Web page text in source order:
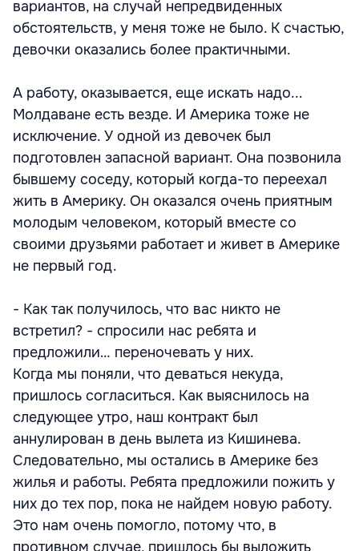
вариантов, на случай непредвиденных
обстоятельств, у меня тоже не было. К счастью,
девочки оказались более практичными.
А работу, оказывается, еще искать надо...
Молдаване есть везде. И Америка тоже не
исключение. У одной из девочек был
подготовлен запасной вариант. Она позвонила
бывшему соседу, который когда-то переехал
жить в Америку. Он оказался очень приятным
молодым человеком, который вместе со
своими друзьями работает и живет в Америке
не первый год.
- Как так получилось, что вас никто не
встретил? - спросили нас ребята и
предложили… переночевать у них.
Когда мы поняли, что деваться некуда,
пришлось согласиться. Как выяснилось на
следующее утро, наш контракт был
аннулирован в день вылета из Кишинева.
Следовательно, мы остались в Америке без
жилья и работы. Ребята предложили пожить у
них до тех пор, пока не найдем новую работу.
Это нам очень помогло, потому что, в
противном случае, пришлось бы выложить